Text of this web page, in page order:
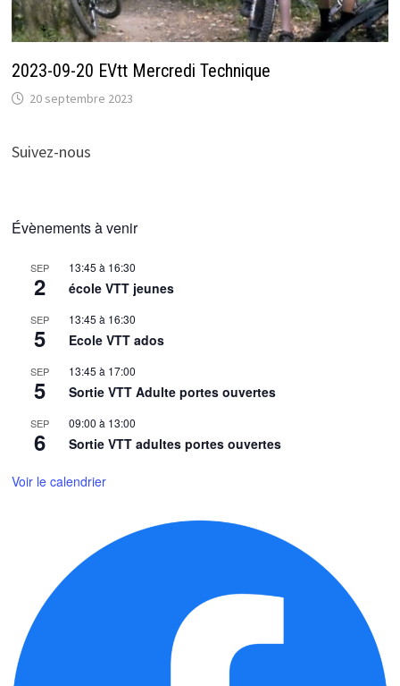
2023-09-20 EVtt Mercredi Technique
20 septembre 2023
Suivez-nous
Évènements à venir
SEP
2
13:45 à 16:30
école VTT jeunes
SEP
5
13:45 à 16:30
Ecole VTT ados
SEP
5
13:45 à 17:00
Sortie VTT Adulte portes ouvertes
SEP
6
09:00 à 13:00
Sortie VTT adultes portes ouvertes
Voir le calendrier